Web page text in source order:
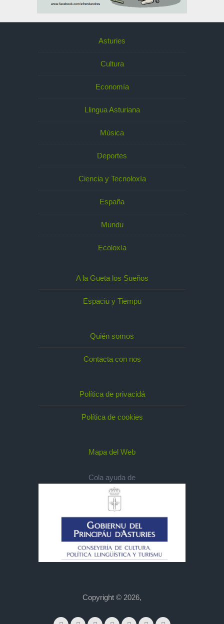
Asturies
Cultura
Economía
Llingua Asturiana
Música
Deportes
Ciencia y Tecnoloxía
España
Mundu
Ecoloxía
A la Gueta los Sueños
Espaciu y Tiempu
Quién somos
Contacta con nos
Política de privacidá
Política de cookies
Mapa del Web
Cola ayuda de
Copyright © 2026,